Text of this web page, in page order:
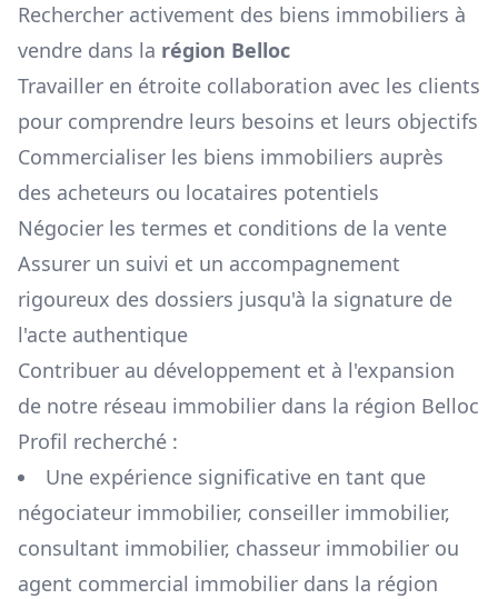
Rechercher activement des biens immobiliers à
vendre dans la région Belloc
Travailler en étroite collaboration avec les clients
pour comprendre leurs besoins et leurs objectifs
Commercialiser les biens immobiliers auprès
des acheteurs ou locataires potentiels
Négocier les termes et conditions de la vente
Assurer un suivi et un accompagnement
rigoureux des dossiers jusqu'à la signature de
l'acte authentique
Contribuer au développement et à l'expansion
de notre réseau immobilier dans la région Belloc
Profil recherché :
Une expérience significative en tant que
négociateur immobilier, conseiller immobilier,
consultant immobilier, chasseur immobilier ou
agent commercial immobilier dans la région